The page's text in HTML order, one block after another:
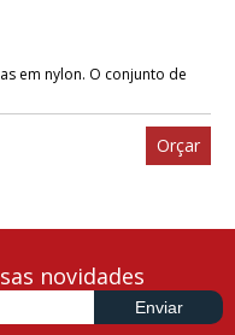
em nylon. O conjunto de
Orçar
novidades